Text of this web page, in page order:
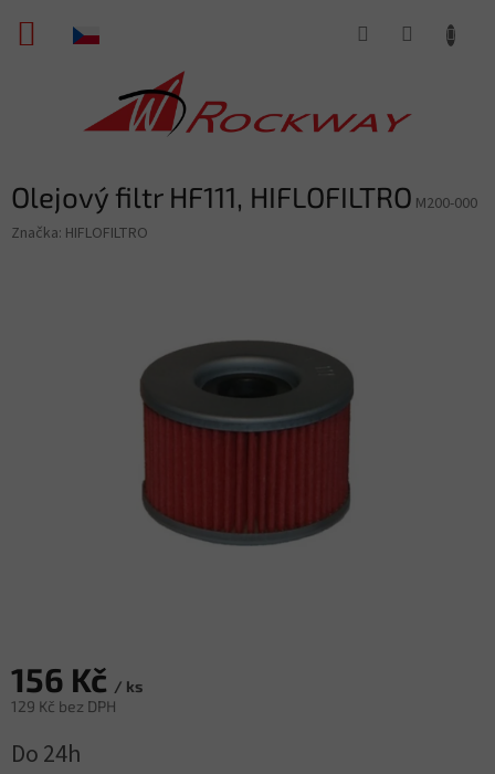
obsah
NÁKUPNÍ
Olejový filtr HF111, HIFLOFILTRO M200-000
Značka: HIFLOFILTRO
156 Kč / ks
129 Kč bez DPH
cena:
Do 24h